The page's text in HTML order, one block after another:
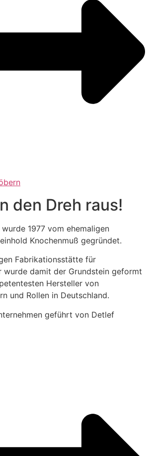
den Dreh raus!
1977 vom ehemaligen
Knochenmuß gegründet.
Fabrikationsstätte für
wurde damit der Grundstein geformt
Hersteller von
und Rollen in Deutschland.
geführt von Detlef